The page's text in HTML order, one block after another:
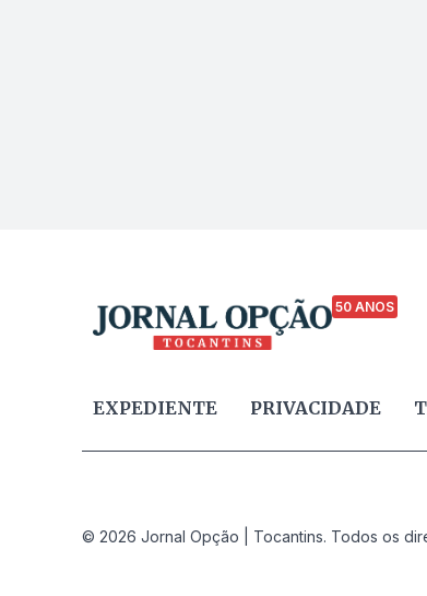
50 ANOS
EXPEDIENTE PRIVACIDADE
© 2026 Jornal Opção | Tocantins. Todos os